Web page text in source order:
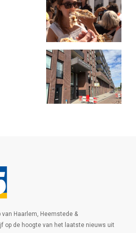
van Haarlem, Heemstede &
op de hoogte van het laatste nieuws uit